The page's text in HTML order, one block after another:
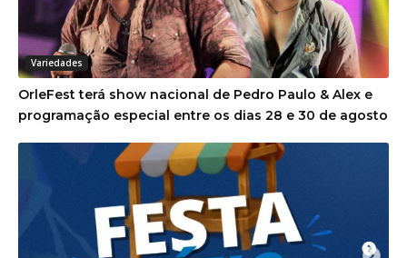
Variedades
OrleFest terá show nacional de Pedro Paulo & Alex e
programação especial entre os dias 28 e 30 de agosto